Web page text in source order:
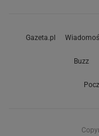
Gazeta.pl
Buzz